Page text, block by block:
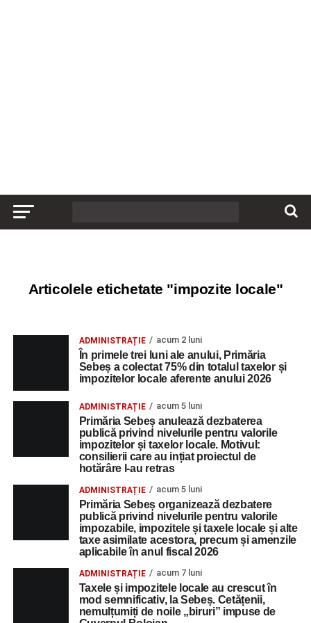
Articolele etichetate "impozite locale"
ADMINISTRAȚIE acum 2 luni
În primele trei luni ale anului, Primăria
Sebeș a colectat 75% din totalul taxelor și
impozitelor locale aferente anului 2026
ADMINISTRAȚIE acum 5 luni
Primăria Sebeș anulează dezbaterea
publică privind nivelurile pentru valorile
impozitelor și taxelor locale. Motivul:
consilierii care au ințiat proiectul de
hotărâre l-au retras
ADMINISTRAȚIE acum 5 luni
Primăria Sebeș organizează dezbatere
publică privind nivelurile pentru valorile
impozabile, impozitele și taxele locale și alte
taxe asimilate acestora, precum și amenzile
aplicabile în anul fiscal 2026
ADMINISTRAȚIE acum 7 luni
Taxele și impozitele locale au crescut în
mod semnificativ, la Sebeș. Cetățenii,
nemulțumiți de noile „biruri” impuse de